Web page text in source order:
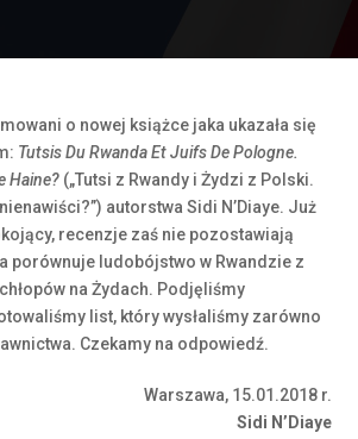
o nowej książce jaka ukazała się
Tutsis Du Rwanda Et Juifs De Pologne.
Haine? („Tutsi z Rwandy i Żydzi z Polski.
autorstwa Sidi N’Diaye. Już
recenzje zaś nie pozostawiają
porównuje ludobójstwo w Rwandzie z
na Żydach. Podjęliśmy
list, który wysłaliśmy zarówno
Czekamy na odpowiedź.
Warszawa, 15.01.2018 r.
Sidi N’Diaye